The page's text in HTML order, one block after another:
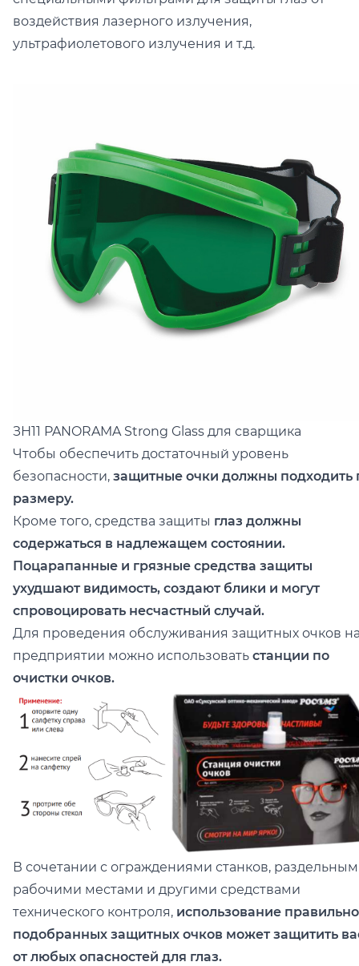
воздействия лазерного излучения,
ультрафиолетового излучения и т.д.
ЗН11 PANORAMA Strong Glass для сварщика
Чтобы обеспечить достаточный уровень
безопасности, защитные очки должны подходить
размеру.
Кроме того, средства защиты глаз должны
содержаться в надлежащем состоянии.
Поцарапанные и грязные средства защиты
ухудшают видимость, создают блики и могут
спровоцировать несчастный случай.
Для проведения обслуживания защитных очков
предприятии можно использовать станции по
очистки очков.
В сочетании с ограждениями станков,
рабочими местами и другими средствами
технического контроля, использование правильно
подобранных защитных очков может защитить
от любых опасностей для глаз.